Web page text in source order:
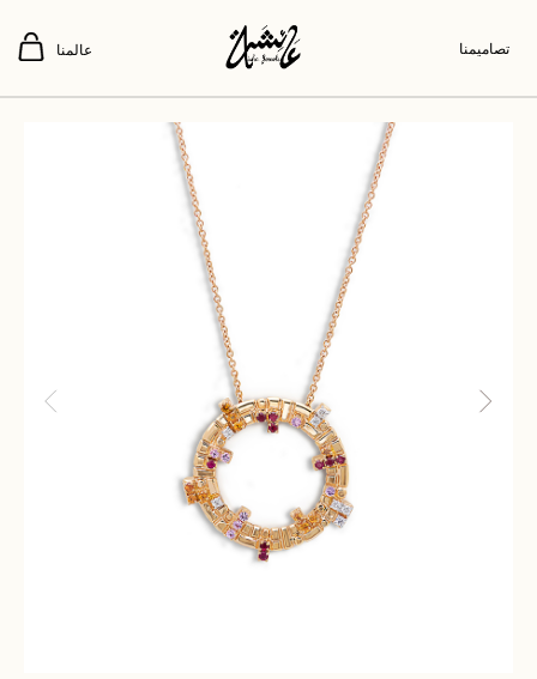
تصاميمنا عالمنا